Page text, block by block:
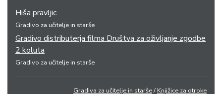
Hiša pravljic
Gradivo za učitelje in starše
Gradivo distributerja filma Društva za oživljanje zgodbe
2 koluta
Gradivo za učitelje in starše
Gradiva za učitelje in starše/ Knjižice za otroke